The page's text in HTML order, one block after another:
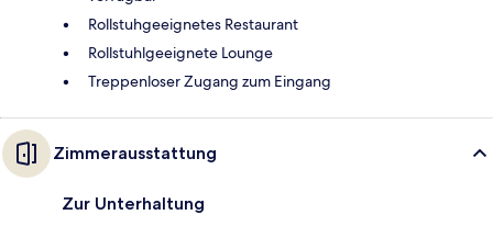
Rollstuhgeeignetes Restaurant
Rollstuhlgeeignete Lounge
Treppenloser Zugang zum Eingang
Zimmerausstattung
Zur Unterhaltung